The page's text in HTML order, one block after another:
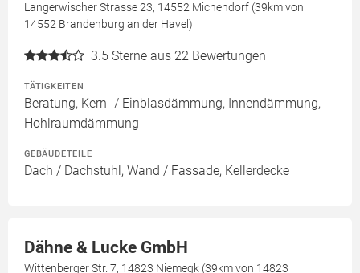
Langerwischer Strasse 23, 14552 Michendorf (39km von
14552 Brandenburg an der Havel)
3.5 Sterne aus 22 Bewertungen
TÄTIGKEITEN
Beratung, Kern- / Einblasdämmung, Innendämmung,
Hohlraumdämmung
GEBÄUDETEILE
Dach / Dachstuhl, Wand / Fassade, Kellerdecke
Dähne & Lucke GmbH
Wittenberger Str. 7, 14823 Niemegk (39km von 14823